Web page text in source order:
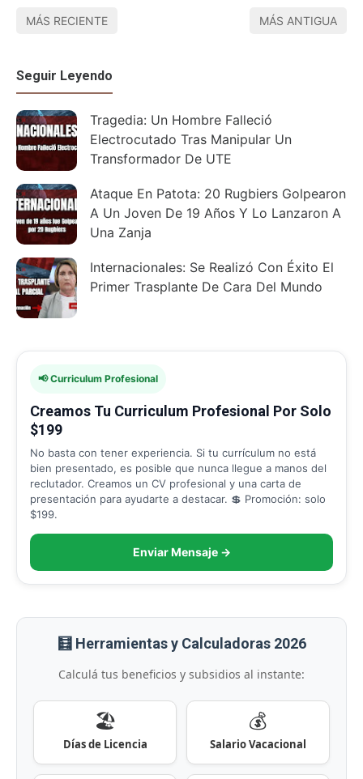
MÁS RECIENTE MÁS ANTIGUA
Seguir Leyendo
Tragedia: Un Hombre Falleció
Electrocutado Tras Manipular Un
Transformador De UTE
Ataque En Patota: 20 Rugbiers Golpearon
A Un Joven De 19 Años Y Lo Lanzaron A
Una Zanja
Internacionales: Se Realizó Con Éxito El
Primer Trasplante De Cara Del Mundo
📢 Curriculum Profesional
Creamos Tu Curriculum Profesional Por Solo
$199
No basta con tener experiencia. Si tu currículum no está
bien presentado, es posible que nunca llegue a manos del
reclutador. Creamos un CV profesional y una carta de
presentación para ayudarte a destacar. 💲 Promoción: solo
$199.
Enviar Mensaje →
🧮 Herramientas y Calculadoras 2026
Calculá tus beneficios y subsidios al instante:
🏖️
Días de Licencia
💰
Salario Vacacional